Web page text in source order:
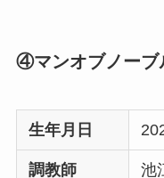
④マンオブノーブ
生年月日
調教師 池